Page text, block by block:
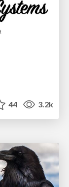
44 3.2k